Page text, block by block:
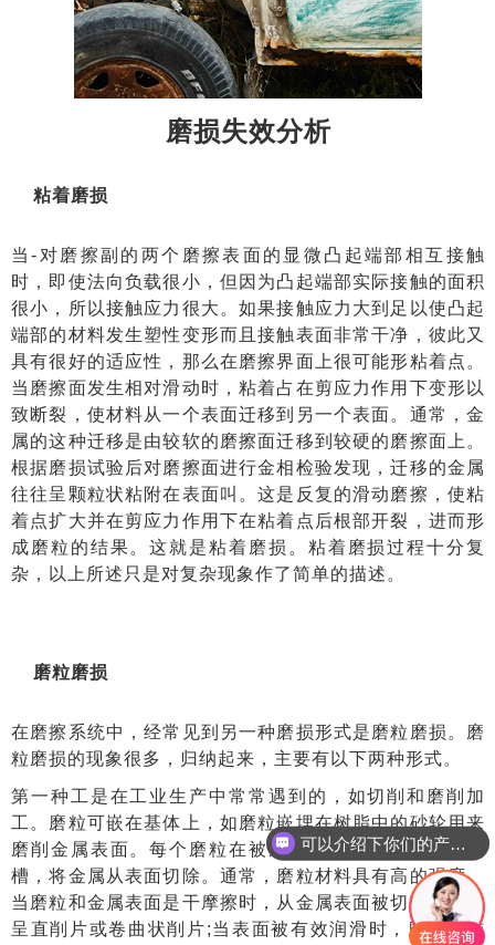
磨损失效分析
粘着磨损
当-对磨擦副的两个磨擦表面的显微凸起端部相互接触
时，即使法向负载很小，但因为凸起端部实际接触的面积
很小，所以接触应力很大。如果接触应力大到足以使凸起
端部的材料发生塑性变形而且接触表面非常干净，彼此又
具有很好的适应性，那么在磨擦界面上很可能形粘着点。
当磨擦面发生相对滑动时，粘着占在剪应力作用下变形以
致断裂，使材料从一个表面迁移到另一个表面。通常，金
属的这种迁移是由较软的磨擦面迁移到较硬的磨擦面上。
根据磨损试验后对磨擦面进行金相检验发现，迁移的金属
往往呈颗粒状粘附在表面叫。这是反复的滑动磨擦，使粘
着点扩大并在剪应力作用下在粘着点后根部开裂，进而形
成磨粒的结果。这就是粘着磨损。粘着磨损过程十分复
杂，以上所述只是对复杂现象作了简单的描述。
磨粒磨损
在磨擦系统中，经常见到另一种磨损形式是磨粒磨损。磨
粒磨损的现象很多，归纳起来，主要有以下两种形式。
第一种工是在工业生产中常常遇到的，如切削和磨削加
工。磨粒可嵌在基体上，如磨粒嵌埋在树脂中的砂轮用来
磨削金属表面。每个磨粒在被磨金属表面切割出一条沟
槽，将金属从表面切除。通常，磨粒材料具有高的强度。
当磨粒和金属表面是干摩擦时，从金属表面被切削的颗粒
呈直削片或卷曲状削片;当表面被有效润滑时，磨粒被钝
可以介绍下你们的产品么